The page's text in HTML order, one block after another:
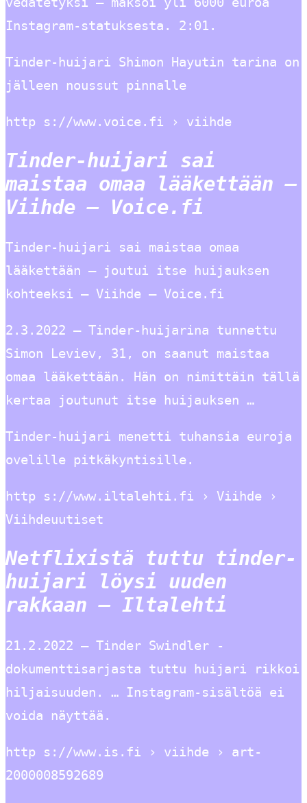
Instagram-statuksesta. 2:01.
Tinder-huijari Shimon Hayutin tarina on
jälleen noussut pinnalle
http s://www.voice.fi › viihde
Tinder-huijari sai
maistaa omaa lääkettään –
Viihde – Voice.fi
Tinder-huijari sai maistaa omaa
lääkettään – joutui itse huijauksen
kohteeksi – Viihde – Voice.fi
2.3.2022 — Tinder-huijarina tunnettu
Simon Leviev, 31, on saanut maistaa
omaa lääkettään. Hän on nimittäin tällä
kertaa joutunut itse huijauksen …
Tinder-huijari menetti tuhansia euroja
ovelille pitkäkyntisille.
http s://www.iltalehti.fi › Viihde ›
Viihdeuutiset
Netflixistä tuttu tinder-
huijari löysi uuden
rakkaan – Iltalehti
21.2.2022 — Tinder Swindler -
dokumenttisarjasta tuttu huijari rikkoi
hiljaisuuden. … Instagram-sisältöä ei
voida näyttää.
http s://www.is.fi › viihde › art-
2000008592689